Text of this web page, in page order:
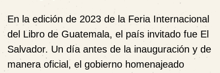
En la edición de 2023 de la Feria Internacional
del Libro de Guatemala, el país invitado fue El
Salvador. Un día antes de la inauguración y de
manera oficial, el gobierno homenajeado